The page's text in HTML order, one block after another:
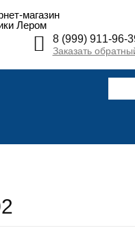
магазин
Лером
8 (999) 911-96-
Заказать